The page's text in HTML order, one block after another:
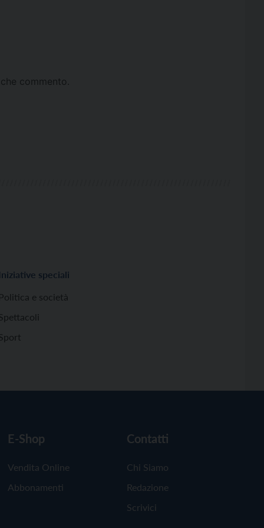
commento.
Iniziative speciali
Politica e società
E-Shop
Vendita Online
Abbonamenti
Contatti
Chi Siamo
Redazione
Scrivici